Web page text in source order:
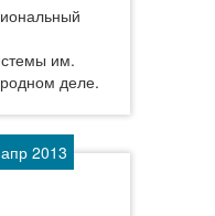
им.
деле.
2013